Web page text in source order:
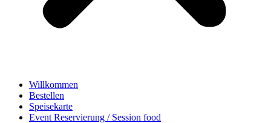
Willkommen
Bestellen
Speisekarte
Event Reservierung / Session food